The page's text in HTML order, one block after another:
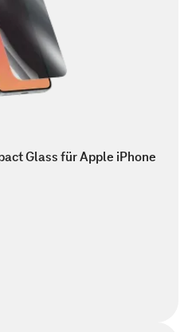
Glass für Apple iPhone